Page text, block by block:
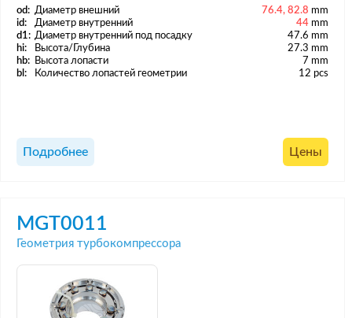
od: Диаметр внешний 76.4, 82.8 mm
id:
Диаметр внутренний 44 mm
d1: Диаметр внутренний под посадку
47.6 mm
hi:
Высота/Глубина
27.3 mm
hb:
Высота лопасти
7 mm
bl:
Количество лопастей геометрии 12 pcs
Подробнее Цены
MGT0011
Геометрия турбокомпрессора